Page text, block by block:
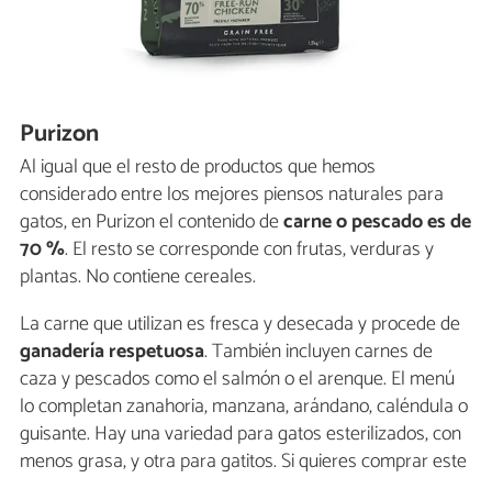
Purizon
Al igual que el resto de productos que hemos
considerado entre los mejores piensos naturales para
gatos, en Purizon el contenido decarne o pescado es de
70 %. El resto se corresponde con frutas, verduras y
plantas. No contiene cereales.
La carne que utilizan es fresca y desecada y procede de
ganadería respetuosa. También incluyen carnes de
caza y pescados como el salmón o el arenque. El menú
lo completan zanahoria, manzana, arándano, caléndula o
guisante. Hay una variedad para gatos esterilizados, con
menos grasa, y otra para gatitos. Si quieres comprar este